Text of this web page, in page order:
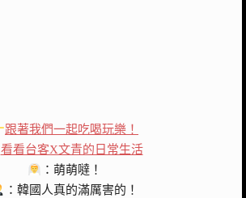
跟著我們一起吃喝玩樂！
看看台客X文青的日常生活
：萌萌噠！
：韓國人真的滿厲害的！